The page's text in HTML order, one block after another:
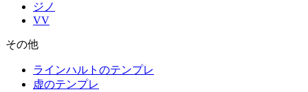
ジノ
VV
その他
ラインハルトのテンプレ
虚のテンプレ